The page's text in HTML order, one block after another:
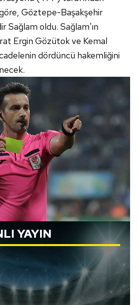
göre, Göztepe-Başakşehir
Sağlam oldu. Sağlam'ın
Ergin Gözütok ve Kemal
dördüncü hakemliğini
YAYIN